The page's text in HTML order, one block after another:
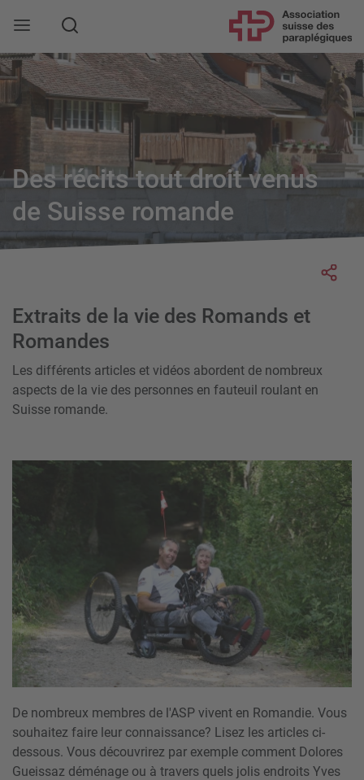
Rechercher
Des récits tout droit venus
de Suisse romande
Extraits de la vie des Romands et
Romandes
Les différents articles et vidéos abordent de nombreux
aspects de la vie des personnes en fauteuil roulant en
Suisse romande.
De nombreux membres de l'ASP vivent en Romandie. Vous
souhaitez faire leur connaissance? Lisez les articles ci-
dessous. Vous découvrirez par exemple comment Dolores
Gueissaz déménage ou à travers quels jolis endroits Yves